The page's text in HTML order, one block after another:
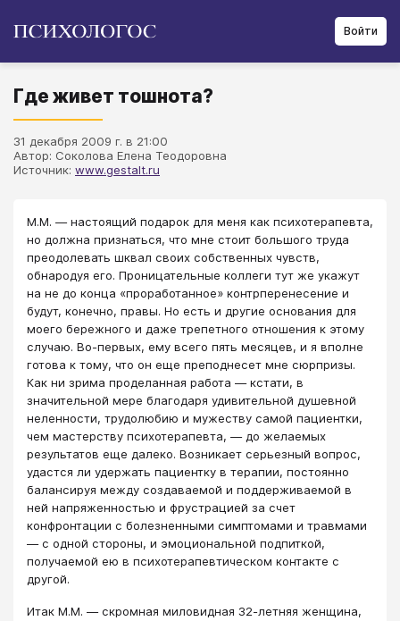
Войти
Где живет тошнота?
31 декабря 2009 г. в 21:00
Автор: Соколова Елена Теодоровна
Источник: www.gestalt.ru
М.М. ― настоящий подарок для меня как психотерапевта,
но должна признаться, что мне стоит большого труда
преодолевать шквал своих собственных чувств,
обнародуя его. Проницательные коллеги тут же укажут
на не до конца «проработанное» контрперенесение и
будут, конечно, правы. Но есть и другие основания для
моего бережного и даже трепетно­го отношения к этому
случаю. Во-первых, ему всего пять месяцев, и я вполне
готова к тому, что он еще преподнесет мне сюрпризы.
Как ни зрима проделанная работа ― кстати, в
значительной мере благодаря удивительной душевной
неленности, трудолюбию и мужеству самой пациентки,
чем мастерству психотерапевта, ― до желаемых
результатов еще далеко. Возникает серьезный вопрос,
удастся ли удержать пациентку в терапии, постоянно
балансируя между создаваемой и поддерживаемой в
ней напряженностью и фрустрацией за счет
конфронтации с болезненными симптомами и травмами
― с одной стороны, и эмоциональной подпиткой,
получаемой ею в психотерапевтическом контакте с
другой.
Итак М.М. ― скромная миловидная 32-летняя женщина,